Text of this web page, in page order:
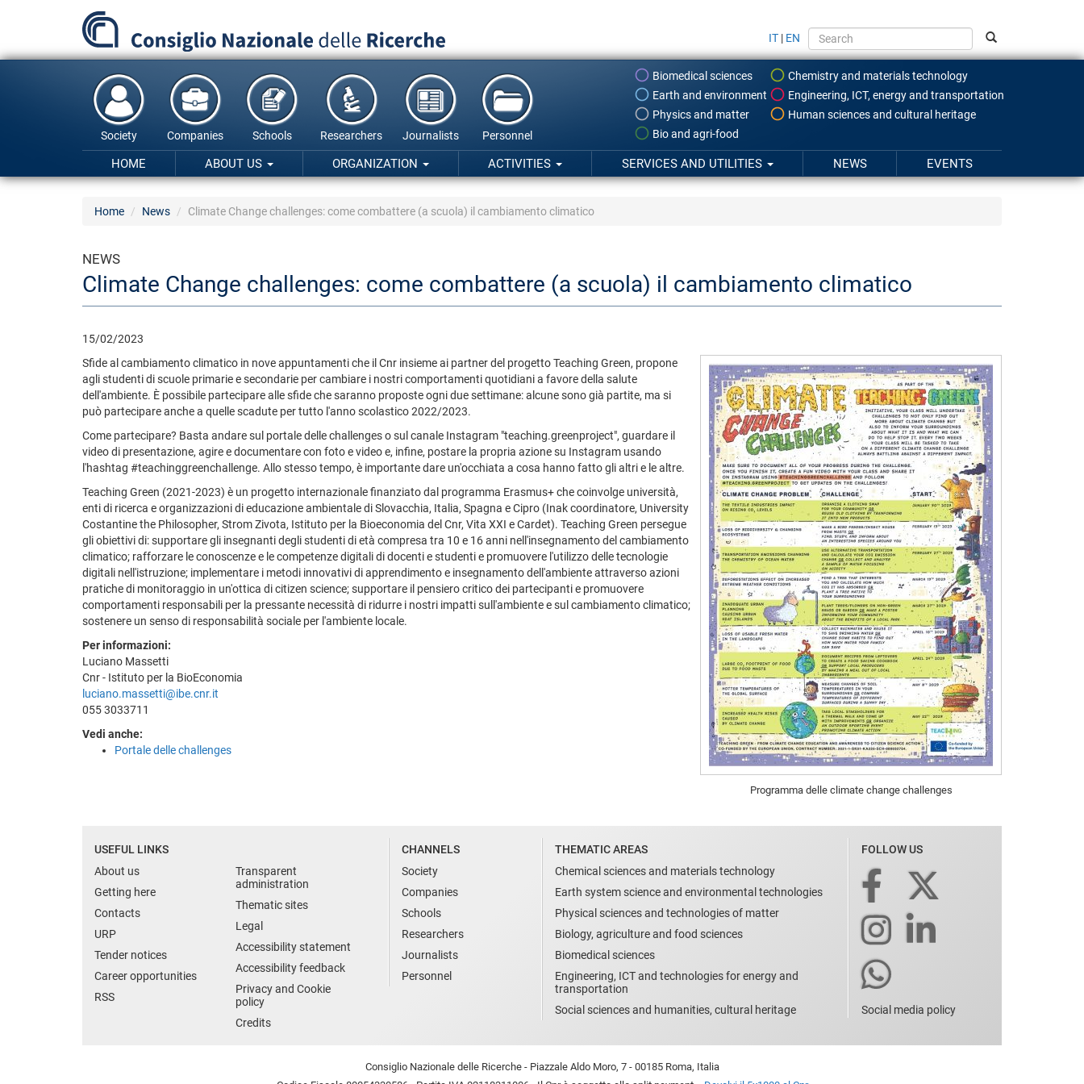
content
IT | EN
Biomedical sciences
Chemistry and materials technology
Earth and environment
Engineering, ICT, energy and transportation
Physics and matter
Human sciences and cultural heritage
Bio and agri-food
Society Companies Schools Researchers Journalists Personnel
HOME ABOUT US ORGANIZATION ACTIVITIES SERVICES AND UTILITIES NEWS EVENTS
Home News Climate Change challenges: come combattere (a scuola) il cambiamento climatico
NEWS
Climate Change challenges: come combattere (a scuola) il cambiamento climatico
15/02/2023
Programma delle climate change challenges
Sfide al cambiamento climatico in nove appuntamenti che il Cnr insieme ai partner del progetto Teaching Green, propone
agli studenti di scuole primarie e secondarie per cambiare i nostri comportamenti quotidiani a favore della salute
dell'ambiente. È possibile partecipare alle sfide che saranno proposte ogni due settimane: alcune sono già partite, ma si
può partecipare anche a quelle scadute per tutto l'anno scolastico 2022/2023.
Come partecipare? Basta andare sul portale delle challenges o sul canale Instagram "teaching.greenproject", guardare il
video di presentazione, agire e documentare con foto e video e, infine, postare la propria azione su Instagram usando
l'hashtag #teachinggreenchallenge. Allo stesso tempo, è importante dare un'occhiata a cosa hanno fatto gli altri e le altre.
Teaching Green (2021-2023) è un progetto internazionale finanziato dal programma Erasmus+ che coinvolge università,
enti di ricerca e organizzazioni di educazione ambientale di Slovacchia, Italia, Spagna e Cipro (Inak coordinatore, University
Costantine the Philosopher, Strom Zivota, Istituto per la Bioeconomia del Cnr, Vita XXI e Cardet). Teaching Green persegue
gli obiettivi di: supportare gli insegnanti degli studenti di età compresa tra 10 e 16 anni nell'insegnamento del cambiamento
climatico; rafforzare le conoscenze e le competenze digitali di docenti e studenti e promuovere l'utilizzo delle tecnologie
digitali nell'istruzione; implementare i metodi innovativi di apprendimento e insegnamento dell'ambiente attraverso azioni
pratiche di monitoraggio in un'ottica di citizen science; supportare il pensiero critico dei partecipanti e promuovere
comportamenti responsabili per la pressante necessità di ridurre i nostri impatti sull'ambiente e sul cambiamento climatico;
sostenere un senso di responsabilità sociale per l'ambiente locale.
Per informazioni:
Luciano Massetti
Cnr - Istituto per la BioEconomia
luciano.massetti@ibe.cnr.it
055 3033711
Vedi anche:
Portale delle challenges
USEFUL LINKS
About us
Getting here
Contacts
URP
Tender notices
Career opportunities
RSS
Transparent
administration
Thematic sites
Legal
Accessibility statement
Accessibility feedback
Privacy and Cookie
policy
Credits
CHANNELS
Society
Companies
Schools
Researchers
Journalists
Personnel
THEMATIC AREAS
Chemical sciences and materials technology
Earth system science and environmental technologies
Physical sciences and technologies of matter
Biology, agriculture and food sciences
Biomedical sciences
Engineering, ICT and technologies for energy and
transportation
Social sciences and humanities, cultural heritage
FOLLOW US
Social media policy
Consiglio Nazionale delle Ricerche - Piazzale Aldo Moro, 7 - 00185 Roma, Italia